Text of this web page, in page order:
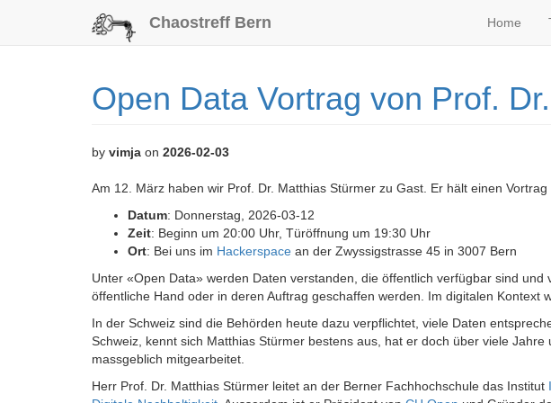
Chaostreff Bern Home
Open Data Vortrag von Prof.
by vimja on 2026-02-03
Am 12. März haben wir Prof. Dr. Matthias Stürmer zu Gast. Er hält einen Vortrag
Datum: Donnerstag, 2026-03-12
Zeit: Beginn um 20:00 Uhr, Türöffnung um 19:30 Uhr
Ort: Bei uns im Hackerspace an der Zwyssigstrasse 45 in 3007 Bern
Unter «Open Data» werden Daten verstanden, die öffentlich verfügbar sind
öffentliche Hand oder in deren Auftrag geschaffen werden. Im digitalen
In der Schweiz sind die Behörden heute dazu verpflichtet, viele Daten
Schweiz, kennt sich Matthias Stürmer bestens aus, hat er doch über viele
massgeblich mitgearbeitet.
Herr Prof. Dr. Matthias Stürmer leitet an der Berner Fachhochschule das Institut